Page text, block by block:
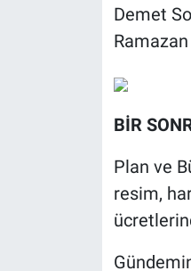
Demet
BİR
Plan ve
resim,